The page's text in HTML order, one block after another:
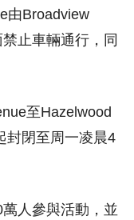
由Broadview
止車輛通行，同
至Hazelwood
封閉至周一凌晨4
人參與活動，並